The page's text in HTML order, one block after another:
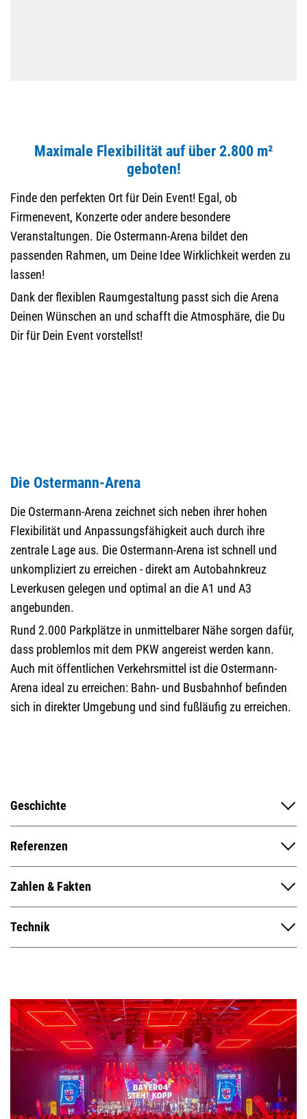
Maximale Flexibilität auf über 2.800 m²
geboten!
Finde den perfekten Ort für Dein Event! Egal, ob
Firmenevent, Konzerte oder andere besondere
Veranstaltungen. Die Ostermann-Arena bildet den
passenden Rahmen, um Deine Idee Wirklichkeit werden zu
lassen!
Dank der flexiblen Raumgestaltung passt sich die Arena
Deinen Wünschen an und schafft die Atmosphäre, die Du
Dir für Dein Event vorstellst!
Die Ostermann-Arena
Die Ostermann-Arena zeichnet sich neben ihrer hohen
Flexibilität und Anpassungsfähigkeit auch durch ihre
zentrale Lage aus. Die Ostermann-Arena ist schnell und
unkompliziert zu erreichen - direkt am Autobahnkreuz
Leverkusen gelegen und optimal an die A1 und A3
angebunden.
Rund 2.000 Parkplätze in unmittelbarer Nähe sorgen dafür,
dass problemlos mit dem PKW angereist werden kann.
Auch mit öffentlichen Verkehrsmittel ist die Ostermann-
Arena ideal zu erreichen: Bahn- und Busbahnhof befinden
sich in direkter Umgebung und sind fußläufig zu erreichen.
Geschichte
Referenzen
Zahlen & Fakten
Technik